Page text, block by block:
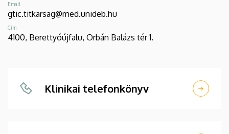
Email
gtic.titkarsag@med.unideb.hu
Cím
4100, Berettyóújfalu, Orbán Balázs tér 1.
Klinikai telefonkönyv